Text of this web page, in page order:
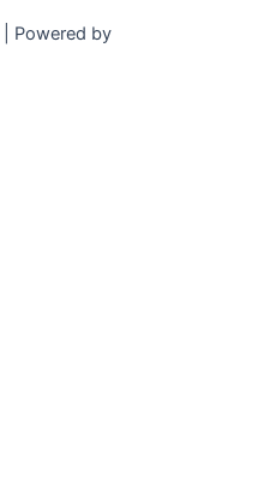
Powered by